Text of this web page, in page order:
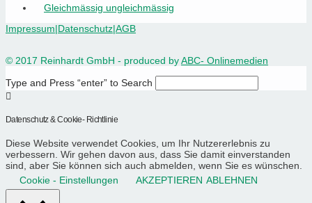
Gleichmässig ungleichmässig
Impressum|Datenschutz|AGB
© 2017 Reinhardt GmbH - produced byABC- Onlinemedien
Type and Press “enter” to Search
Datenschutz & Cookie- Richtlinie
Diese Website verwendet Cookies, um Ihr Nutzererlebnis zu
verbessern. Wir gehen davon aus, dass Sie damit einverstanden
sind, aber Sie können sich auch abmelden, wenn Sie es wünschen.
Cookie - Einstellungen
AKZEPTIEREN ABLEHNEN